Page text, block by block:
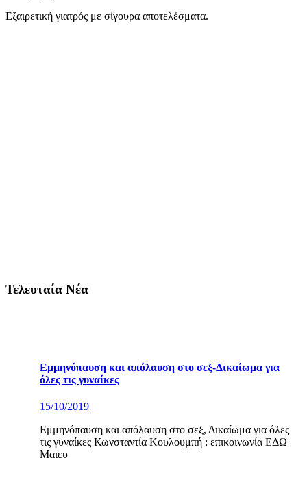
Εξαιρετική γιατρός με σίγουρα αποτελέσματα.
Τελευταία Νέα
Εμμηνόπαυση και απόλαυση στο σεξ-Δικαίωμα για
όλες τις γυναίκες
15/10/2019
Εμμηνόπαυση και απόλαυση στο σεξ, Δικαίωμα για όλες
τις γυναίκες Κωνσταντία Κουλουμπή : επικοινωνία ΕΔΩ
Μαιευ